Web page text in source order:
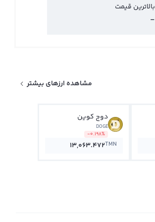
بالاترین قیمت
-
مشاهده ارزهای بیشتر
دوج کوین
DOGE
-0.198%
13,063.472TMN